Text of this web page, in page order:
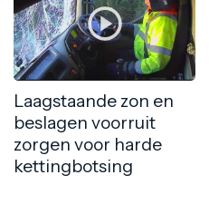
Laagstaande zon en
beslagen voorruit
zorgen voor harde
kettingbotsing